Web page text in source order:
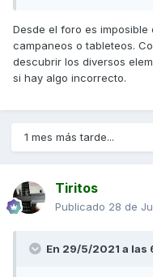
Desde el foro es
campaneos o tableteos.
descubrir los diversos
si hay algo incorrecto.
1 mes más tarde...
Tiritos
Publicado 28 de
En 29/5/2021 a las